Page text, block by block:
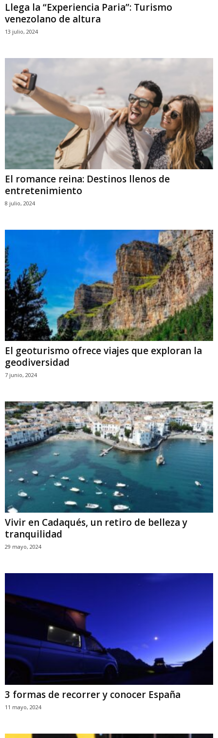
Llega la “Experiencia Paria”: Turismo
venezolano de altura
13 julio, 2024
El romance reina: Destinos llenos de
entretenimiento
8 julio, 2024
El geoturismo ofrece viajes que exploran la
geodiversidad
7 junio, 2024
Vivir en Cadaqués, un retiro de belleza y
tranquilidad
29 mayo, 2024
3 formas de recorrer y conocer España
11 mayo, 2024